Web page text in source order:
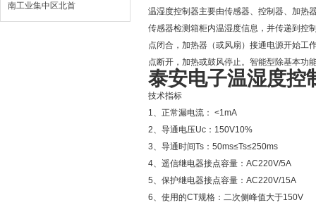
南工业集中区北首
温湿度控制器主要由传感器、控制器、加热
传感器检测箱柜内温湿度信息，并传递到控
点闭合，加热器（或风扇）接通电源开始工
点断开，加热或鼓风停止。智能型除基本功
泰安电子温湿度控
技术指标
1、正常漏电流： <1mA
2、导通电压Uc：150V10%
3、导通时间Ts：50ms≤Ts≤250ms
4、遥信继电器接点容量：AC220V/5A
5、保护继电器接点容量：AC220V/15A
6、使用的CT规格：二次侧峰值大于150V